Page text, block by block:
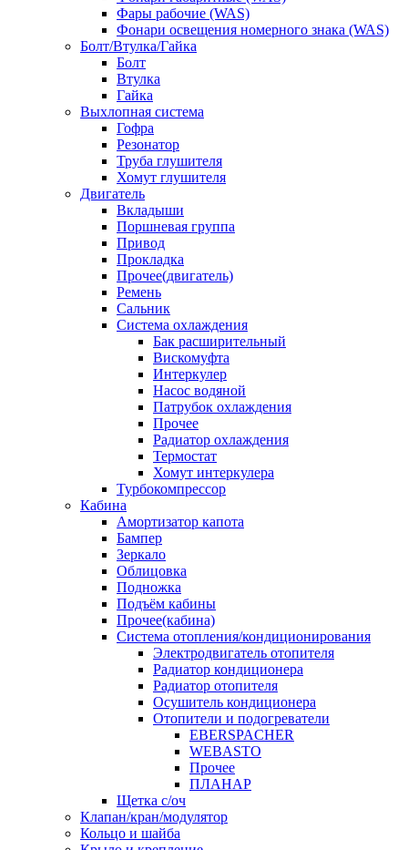
Фары рабочие (WAS)
Фонари освещения номерного знака (WAS)
Болт/Втулка/Гайка
Болт
Втулка
Гайка
Выхлопная система
Гофра
Резонатор
Труба глушителя
Хомут глушителя
Двигатель
Вкладыши
Поршневая группа
Привод
Прокладка
Прочее(двигатель)
Ремень
Сальник
Система охлаждения
Бак расширительный
Вискомуфта
Интеркулер
Насос водяной
Патрубок охлаждения
Прочее
Радиатор охлаждения
Термостат
Хомут интеркулера
Турбокомпрессор
Кабина
Амортизатор капота
Бампер
Зеркало
Облицовка
Подножка
Подъём кабины
Прочее(кабина)
Система отопления/кондиционирования
Электродвигатель отопителя
Радиатор кондиционера
Радиатор отопителя
Осушитель кондиционера
Отопители и подогреватели
EBERSPACHER
WEBASTO
Прочее
ПЛАНАР
Щетка с/оч
Клапан/кран/модулятор
Кольцо и шайба